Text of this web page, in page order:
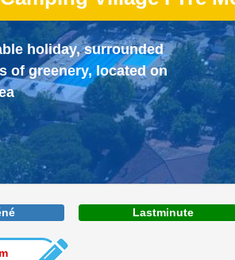
holiday, surrounded
of greenery, located on
Lastminute